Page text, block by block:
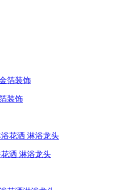
装饰
洒 淋浴龙头